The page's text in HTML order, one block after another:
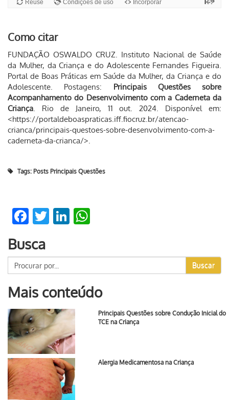
Como citar
FUNDAÇÃO OSWALDO CRUZ. Instituto Nacional de Saúde
da Mulher, da Criança e do Adolescente Fernandes Figueira.
Portal de Boas Práticas em Saúde da Mulher, da Criança e do
Adolescente. Postagens: Principais Questões sobre
Acompanhamento do Desenvolvimento com a Caderneta da
Criança. Rio de Janeiro, 11 out. 2024. Disponível em:
<https://portaldeboaspraticas.iff.fiocruz.br/atencao-
crianca/principais-questoes-sobre-desenvolvimento-com-a-
caderneta-da-crianca/>.
Tags: Posts Principais Questões
Facebook
TwitterLinkedIn
Busca
Buscar
Mais conteúdo
Principais Questões sobre Condução Inicial do
TCE na Criança
Alergia Medicamentosa na Criança